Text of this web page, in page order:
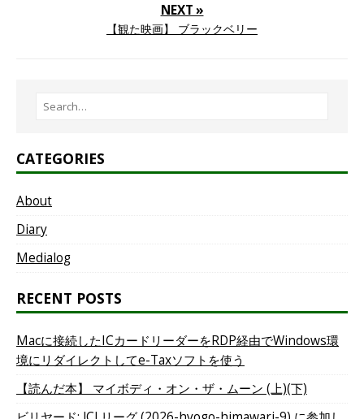
NEXT »
【観た映画】 ブラックベリー
CATEGORIES
About
Diary
Medialog
RECENT POSTS
Macに接続したICカードリーダーをRDP経由でWindows環
境にリダイレクトしてe-Taxソフトを使う
【読んだ本】 マイボディ・オン・ザ・ムーン (上)(下)